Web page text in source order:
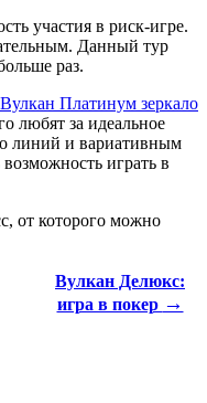
участия в риск-игре.
Данный тур
раз.
Платинум зеркало
любят за идеальное
линий и вариативным
играть в
от которого можно
Вулкан Делюкс:
игра в покер →